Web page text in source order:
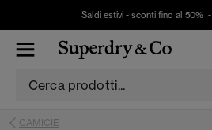
Saldi estivi - sconti fino al 50% -
CAMICIE